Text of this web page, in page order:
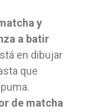
y
a batir
en dibujar
que
de matcha